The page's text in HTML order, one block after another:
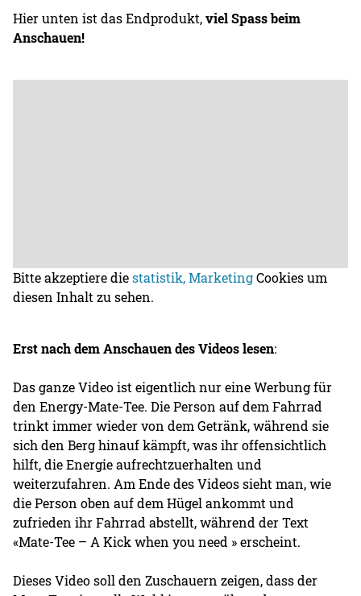
Hier unten ist das Endprodukt,viel Spass beim
Anschauen!
Bitte akzeptiere diestatistik, MarketingCookies um
diesen Inhalt zu sehen.
Erst nach dem Anschauen des Videos lesen:
Das ganze Video ist eigentlich nur eine Werbung für
den Energy-Mate-Tee. Die Person auf dem Fahrrad
trinkt immer wieder von dem Getränk, während sie
sich den Berg hinauf kämpft, was ihr offensichtlich
hilft, die Energie aufrechtzuerhalten und
weiterzufahren. Am Ende des Videos sieht man, wie
die Person oben auf dem Hügel ankommt und
zufrieden ihr Fahrrad abstellt, während der Text
«Mate-Tee – A Kick when you need » erscheint.
Dieses Video soll den Zuschauern zeigen, dass der